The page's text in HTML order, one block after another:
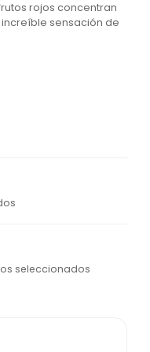
rojos concentran
sensación de
seleccionados